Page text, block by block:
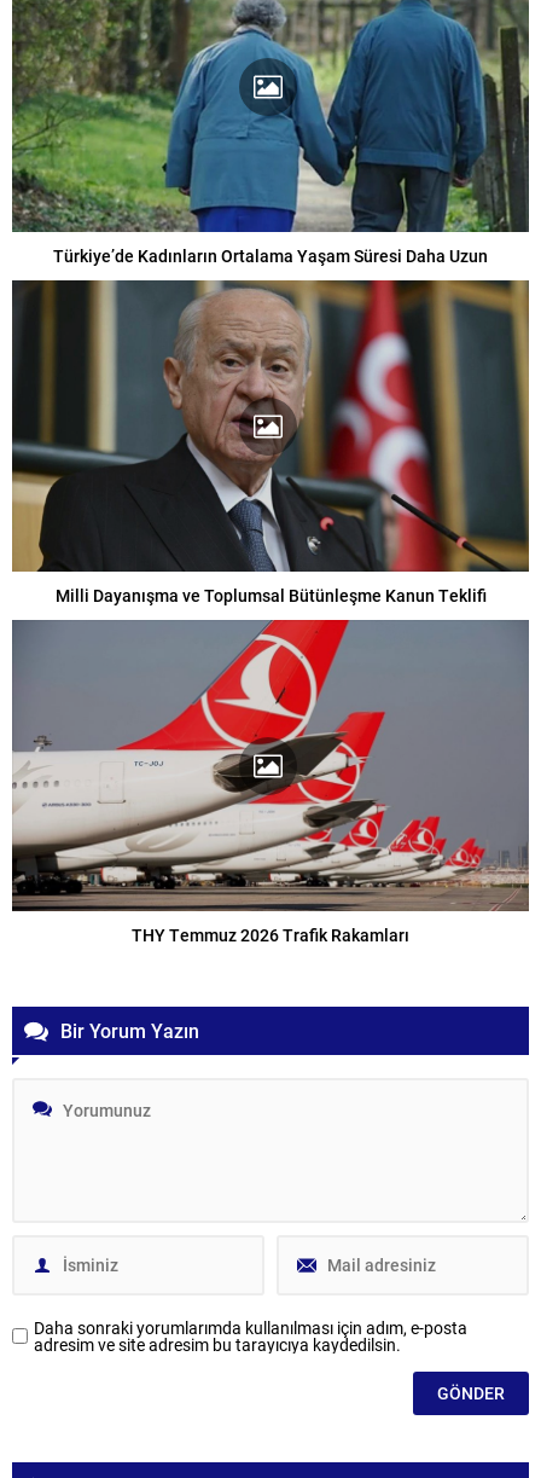
Türkiye’de Kadınların Ortalama Yaşam Süresi Daha Uzun
Milli Dayanışma ve Toplumsal Bütünleşme Kanun Teklifi
THY Temmuz 2026 Trafik Rakamları
Bir Yorum Yazın
Daha sonraki yorumlarımda kullanılması için adım, e-posta
adresim ve site adresim bu tarayıcıya kaydedilsin.